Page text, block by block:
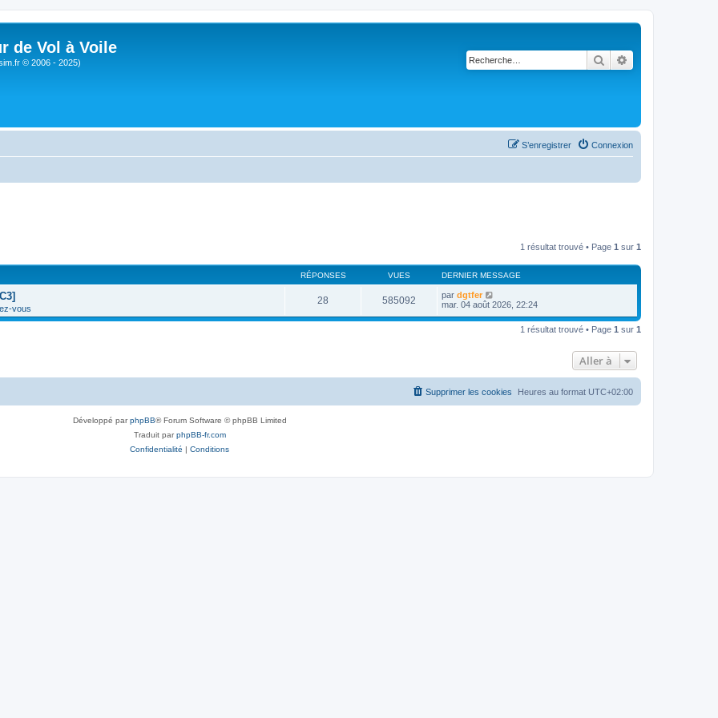
de Vol à Voile
© 2006 - 2025) Rechercher
Connexion
S’enregistrer
1 résultat trouvé • Page 1 sur 1
RÉPONSES VUES DERNIER MESSAGE
vous
28 585092 par dgtfer
mar. 04 août 2026, 22:24
1 résultat trouvé • Page 1 sur 1
Aller à
Heures au format UTC+02:00
Supprimer les cookies
Développé parphpBB® Forum Software © phpBB Limited
Traduit parphpBB-fr.com
Confidentialité | Conditions